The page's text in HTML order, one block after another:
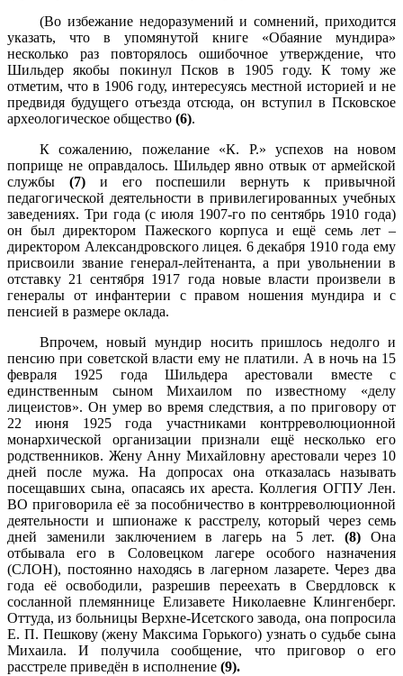
(Во избежание недоразумений и сомнений, приходится
указать, что в упомянутой книге «Обаяние мундира»
несколько раз повторялось ошибочное утверждение, что
Шильдер якобы покинул Псков в 1905 году. К тому же
отметим, что в 1906 году, интересуясь местной историей и не
предвидя будущего отъезда отсюда, он вступил в Псковское
археологическое общество (6).
К сожалению, пожелание «К. Р.» успехов на новом
поприще не оправдалось. Шильдер явно отвык от армейской
службы (7)и его поспешили вернуть к привычной
педагогической деятельности в привилегированных учебных
заведениях. Три года (с июля 1907-го по сентябрь 1910 года)
он был директором Пажеского корпуса и ещё семь лет –
директором Александровского лицея. 6 декабря 1910 года ему
присвоили звание генерал-лейтенанта, а при увольнении в
отставку 21 сентября 1917 года новые власти произвели в
генералы от инфантерии с правом ношения мундира и с
пенсией в размере оклада.
Впрочем, новый мундир носить пришлось недолго и
пенсию при советской власти ему не платили. А в ночь на 15
февраля 1925 года Шильдера арестовали вместе с
единственным сыном Михаилом по известному «делу
лицеистов». Он умер во время следствия, а по приговору от
22 июня 1925 года участниками контрреволюционной
монархической организации признали ещё несколько его
родственников. Жену Анну Михайловну арестовали через 10
дней после мужа. На допросах она отказалась называть
посещавших сына, опасаясь их ареста. Коллегия ОГПУ Лен.
ВО приговорила её за пособничество в контрреволюционной
деятельности и шпионаже к расстрелу, который через семь
дней заменили заключением в лагерь на 5 лет.(8) Она
отбывала его в Соловецком лагере особого назначения
(СЛОН), постоянно находясь в лагерном лазарете. Через два
года её освободили, разрешив переехать в Свердловск к
сосланной племяннице Елизавете Николаевне Клингенберг.
Оттуда, из больницы Верхне-Исетского завода, она попросила
Е. П. Пешкову (жену Максима Горького) узнать о судьбе сына
Михаила. И получила сообщение, что приговор о его
расстреле приведён в исполнение (9).